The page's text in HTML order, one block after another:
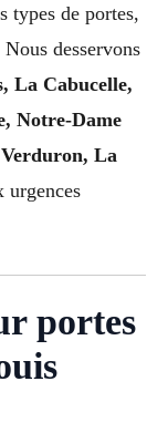
types de portes,
desservons
La Cabucelle,
Notre-Dame
La
urgences
portes